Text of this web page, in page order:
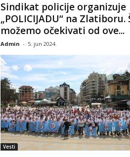
Sindikat policije organizuje
„POLICIJADU“ na Zlatiboru.
možemo očekivati od ove...
Admin - 5. jun 2024.
Vesti